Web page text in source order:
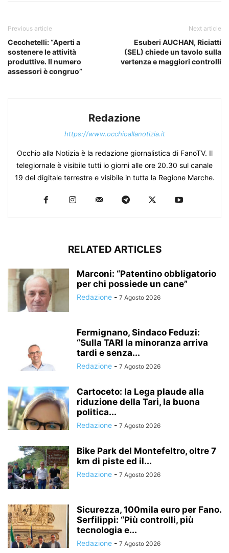
Previous article
Cecchetelli: “Aperti a
sostenere le attività
produttive. Il numero
assessori è congruo”
Next article
Esuberi AUCHAN, Riciatti
(SEL) chiede un tavolo sulla
vertenza e maggiori controlli
Redazione
https://www.occhioallanotizia.it
Occhio alla Notizia è la redazione giornalistica di FanoTV. Il
telegiornale è visibile tutti io giorni alle ore 20.30 sul canale
19 del digitale terrestre e visibile in tutta la Regione Marche.
RELATED ARTICLES
Marconi: “Patentino obbligatorio
per chi possiede un cane”
Redazione - 7 Agosto 2026
Fermignano, Sindaco Feduzi:
“Sulla TARI la minoranza arriva
tardi e senza...
Redazione - 7 Agosto 2026
Cartoceto: la Lega plaude alla
riduzione della Tari, la buona
politica...
Redazione - 7 Agosto 2026
Bike Park del Montefeltro, oltre 7
km di piste ed il...
Redazione - 7 Agosto 2026
Sicurezza, 100mila euro per Fano.
Serfilippi: “Più controlli, più
tecnologia e...
Redazione - 7 Agosto 2026